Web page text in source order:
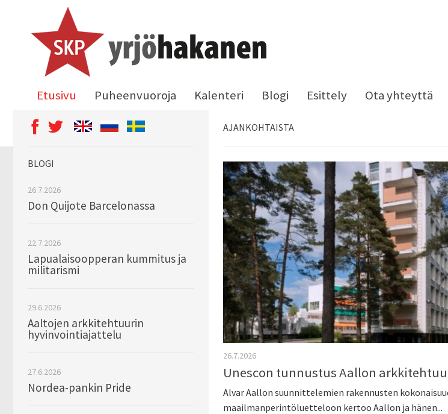
Etusivu Puheenvuoroja Kalenteri Blogi Esittely Ota yhteyttä
AJANKOHTAISTA
26.7.2026
Unescon tunnustus Aallon
Alvar Aallon suunnittelemien rakennusten
maailmanperintöluetteloon kertoo Aallon ja hänen...
BLOGI
26.7.2026
Don Quijote Barcelonassa
22.7.2026
Lapualaisoopperan kummitus ja
militarismi
29.6.2026
Aaltojen arkkitehtuurin
hyvinvointiajattelu
27.6.2026
Nordea-pankin Pride